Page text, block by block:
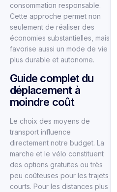
consommation responsable.
Cette approche permet non
seulement de réaliser des
économies substantielles, mais
favorise aussi un mode de vie
plus durable et autonome.
Guide complet du
déplacement à
moindre coût
Le choix des moyens de
transport influence
directement notre budget. La
marche et le vélo constituent
des options gratuites ou très
peu coûteuses pour les trajets
courts. Pour les distances plus